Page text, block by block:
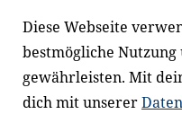
Lehrer*innen und
mit Ministerien,
Einrichtungen,
Diese Webseite
bestmögliche
gewährleisten. Mit
dich mit unserer